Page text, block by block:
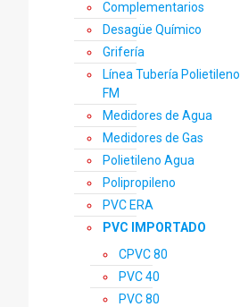
Complementarios
Desagüe Químico
Grifería
Línea Tubería Polietileno
FM
Medidores de Agua
Medidores de Gas
Polietileno Agua
Polipropileno
PVC ERA
PVC IMPORTADO
CPVC 80
PVC 40
PVC 80